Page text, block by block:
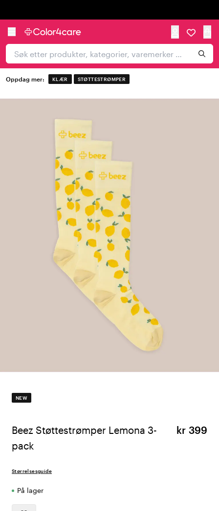
Oppdag mer: KLÆR STØTTESTRØMPER
NEW
Beez Støttestrømper Lemona 3-
pack
kr 399
Størrelsesguide
På lager